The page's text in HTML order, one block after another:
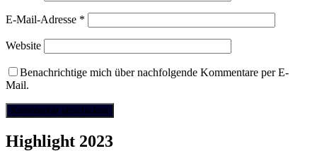
E-Mail-Adresse *
Website
Benachrichtige mich über nachfolgende Kommentare per E-
Mail.
Highlight 2023